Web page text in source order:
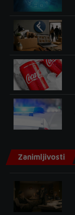
Zanimljivosti